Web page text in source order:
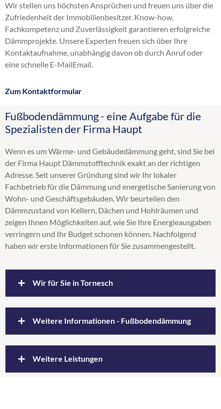
Fußbodendämmung - eine Aufgabe für die
Spezialisten der Firma Haupt
Wenn es um Wärme- und Gebäudedämmung geht, sind Sie bei
der Firma Haupt Dämmstofftechnik exakt an der richtigen
Adresse. Seit unserer Gründung sind wir Ihr lokaler
Fachbetrieb für die Dämmung und energetische Sanierung von
Wohn- und Geschäftsgebäuden. Wir beurteilen den
Dämmzustand von Kellern, Dächen und Hohlräumen und
zeigen Ihnen Möglichkeiten auf, wie Sie Ihre Energieausgaben
verringern und Ihr Budget schonen können. Nachfolgend
haben wir erste Informationen für Sie zusammengestellt.
Wir für Sie in Tornesch
Unsere Leistung auch für Privat- und
Geschäftskunden aus Tornesch
guten Überblick über die Architektur der Gemeinden
Weitere Informationen - Fußbodendämmung
Wir sind Ihr Fachbetrieb für Sanierung
und Gebäudedämmung
Weitere Leistungen
Dachdämmung
Dachschrägendämmung
Dämmung
Einblasdämmung
Einblasen
energetische Sanierung
Gebäudedämmung
HK 33
Hohlraumdämmung
Innendämmung
Kellerdeckendämmung
Kerndämmung
Obergeschossdeckendämmung
Steicozell
Supafil
Untersparrendämmung
Wärmedämmung
Zellulosedämmung
Wir stellen uns höchsten Ansprüchen und freuen uns über die
Zufriedenheit der Immobilienbesitzer. Know-how,
Fachkompetenz und Zuverlässigkeit garantieren erfolgreiche
Dämmprojekte. Unsere Experten freuen sich über Ihre
Kontaktaufnahme, unabhängig davon ob durch Anruf oder
eine schnelle E-MailEmail.
Zum Kontaktformular